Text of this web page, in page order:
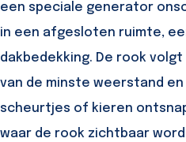
een speciale generator
in een afgesloten ruimte,
dakbedekking. De rook volgt
van de minste weerstand
scheurtjes of kieren
waar de rook zichtbaar